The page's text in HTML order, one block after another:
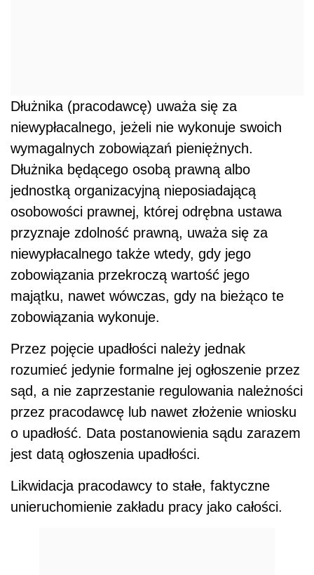
Dłużnika (pracodawcę) uważa się za
niewypłacalnego, jeżeli nie wykonuje swoich
wymagalnych zobowiązań pieniężnych.
Dłużnika będącego osobą prawną albo
jednostką organizacyjną nieposiadającą
osobowości prawnej, której odrębna ustawa
przyznaje zdolność prawną, uważa się za
niewypłacalnego także wtedy, gdy jego
zobowiązania przekroczą wartość jego
majątku, nawet wówczas, gdy na bieżąco te
zobowiązania wykonuje.
Przez pojęcie upadłości należy jednak
rozumieć jedynie formalne jej ogłoszenie przez
sąd, a nie zaprzestanie regulowania należności
przez pracodawcę lub nawet złożenie wniosku
o upadłość. Data postanowienia sądu zarazem
jest datą ogłoszenia upadłości.
Likwidacja pracodawcy to stałe, faktyczne
unieruchomienie zakładu pracy jako całości.